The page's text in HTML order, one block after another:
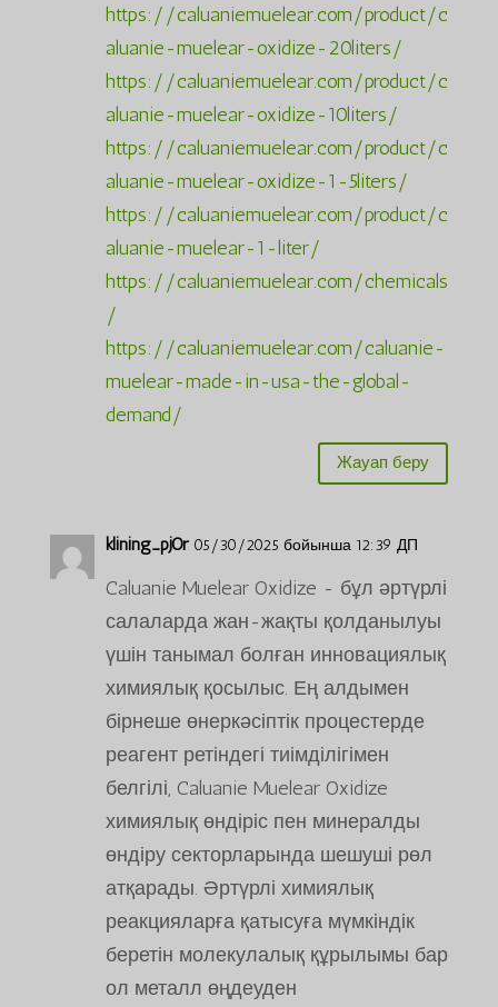
https://caluaniemuelear.com/product/c
aluanie-muelear-oxidize-20liters/
https://caluaniemuelear.com/product/c
aluanie-muelear-oxidize-10liters/
https://caluaniemuelear.com/product/c
aluanie-muelear-oxidize-1-5liters/
https://caluaniemuelear.com/product/c
aluanie-muelear-1-liter/
https://caluaniemuelear.com/chemicals
/
https://caluaniemuelear.com/caluanie-
muelear-made-in-usa-the-global-
demand/
Жауап беру
klining_pjOr 05/30/2025 бойынша 12:39 ДП
Caluanie Muelear Oxidize - бұл әртүрлі
салаларда жан-жақты қолданылуы
үшін танымал болған инновациялық
химиялық қосылыс. Ең алдымен
бірнеше өнеркәсіптік процестерде
реагент ретіндегі тиімділігімен
белгілі, Caluanie Muelear Oxidize
химиялық өндіріс пен минералды
өндіру секторларында шешуші рөл
атқарады. Әртүрлі химиялық
реакцияларға қатысуға мүмкіндік
беретін молекулалық құрылымы бар
ол металл өңдеуден